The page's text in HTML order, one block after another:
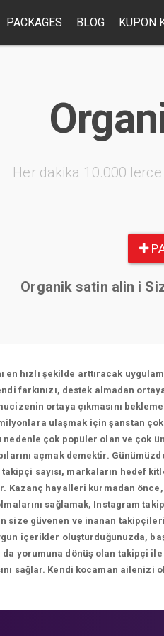
PACKAGES BLOG KUPON
Her dakika 10.000
Organik satin alin i
en hızlı şekilde arttıracak
farkınızı, destek almadan
ortaya çıkmasını
ulaşmak için şanstan
çok popüler olan ve çok
açmak demektir.
sayısı, markaların hedef
Kazanç hayalleri kurmadan
sağlamak, Instagram
size güvenen ve inanan
içerikler oluşturduğunuzda,
yorumuna dönüş olan takipçi
sağlar. Kendi kocaman ailenizi